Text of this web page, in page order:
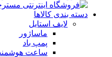
دسته بندی کالاها
لایف استایل
ماساژور
پمپ باد
ساعت